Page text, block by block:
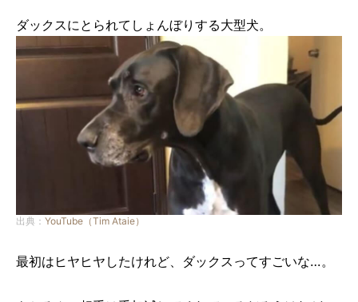
ダックスにとられてしょんぼりする大型犬。
出典： YouTube（Tim Ataie）
最初はヒヤヒヤしたけれど、ダックスってすごいな…。